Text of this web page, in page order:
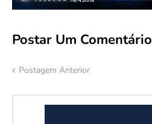
Postar Um Comentário
Postagem Anterior